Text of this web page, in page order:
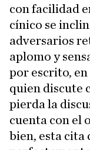
con facilidad
cínico se
adversarios
aplomo y
por escrito,
quien discute
pierda la
cuenta con el
bien, esta cita